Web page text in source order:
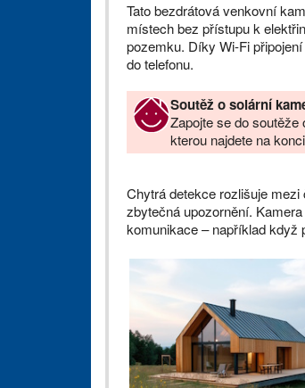
Tato bezdrátová venkovní
místech bez přístupu k
pozemku. Díky Wi-Fi
do telefonu.
Soutěž o solární
Zapojte se do
kterou najdete na
Chytrá detekce rozlišuje
zbytečná upozornění.
komunikace – například když